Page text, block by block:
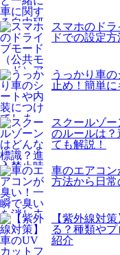
スマホのド
ドでの設定
うっかり車
止め！簡単
スクールゾ
のルールは
ても解説！
車のエアコ
方法から日
【紫外線対
る？種類や
紹介